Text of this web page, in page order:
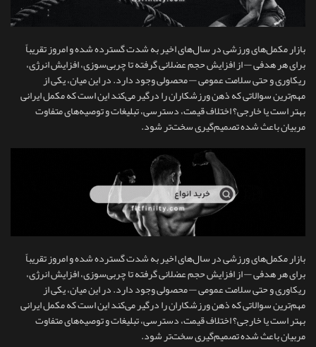
بازار مکمل‌های ورزشی در سال‌های اخیر به شدت گسترده شده و امروز تقریباً
برای هر هدفی — از افزایش حجم عضلانی گرفته تا چربی‌سوزی، افزایش انرژی،
ریکاوری و حتی سلامت عمومی — محصولی وجود دارد. در این میان، یکی از
مهم‌ترین سوالاتی که ذهن ورزشکاران را درگیر می‌کند این است که مکمل ایرانی
بهتر است یا خارجی؟ اختلاف قیمت، دسترسی، تبلیغات و توصیه‌های متفاوت
مربیان باعث شده تصمیم‌گیری سخت‌تر شود.
بازار مکمل‌های ورزشی در سال‌های اخیر به شدت گسترده شده و امروز تقریباً
برای هر هدفی — از افزایش حجم عضلانی گرفته تا چربی‌سوزی، افزایش انرژی،
ریکاوری و حتی سلامت عمومی — محصولی وجود دارد. در این میان، یکی از
مهم‌ترین سوالاتی که ذهن ورزشکاران را درگیر می‌کند این است که مکمل ایرانی
بهتر است یا خارجی؟ اختلاف قیمت، دسترسی، تبلیغات و توصیه‌های متفاوت
مربیان باعث شده تصمیم‌گیری سخت‌تر شود.